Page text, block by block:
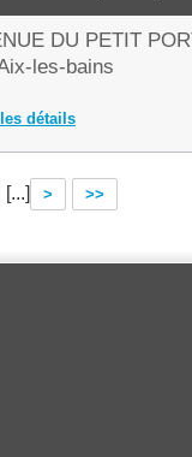
DU PETIT
les-bains
détails
[...] > >>